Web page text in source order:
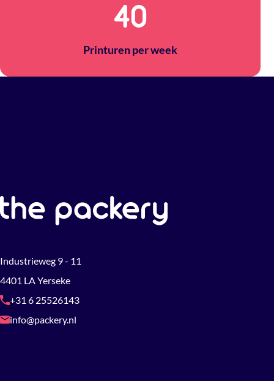
40
Printuren per week
Industrieweg 9 - 11
4401 LA Yerseke
+31 6 25526143
info@packery.nl